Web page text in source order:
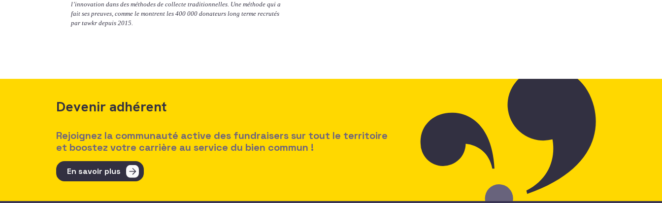
l’innovation dans des méthodes de collecte traditionnelles. Une méthode qui a
fait ses preuves, comme le montrent les 400 000 donateurs long terme recrutés
par tawkr depuis 2015.
Devenir adhérent
Rejoignez la communauté active des fundraisers sur tout le territoire
et boostez votre carrière au service du bien commun !
En savoir plus